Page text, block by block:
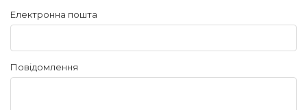
Електронна пошта
Повідомлення